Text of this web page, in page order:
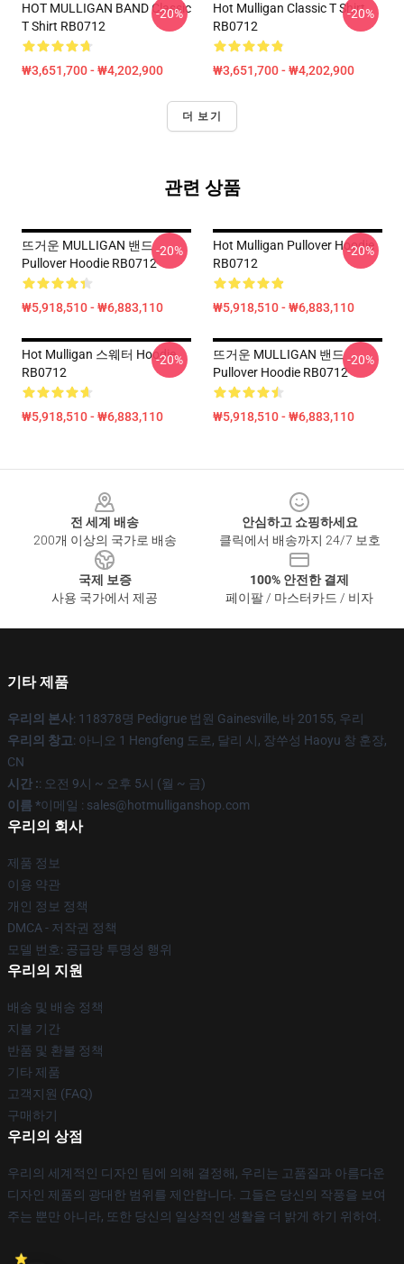
HOT MULLIGAN BAND Classic
T Shirt RB0712
₩3,651,700 - ₩4,202,900
-20%
Hot Mulligan Classic T Shirt
RB0712
₩3,651,700 - ₩4,202,900
-20%
더 보기
관련 상품
뜨거운 MULLIGAN 밴드
Pullover Hoodie RB0712
₩5,918,510 - ₩6,883,110
-20%
Hot Mulligan Pullover Hoodie
RB0712
₩5,918,510 - ₩6,883,110
-20%
Hot Mulligan 스웨터 Hoodie
RB0712
₩5,918,510 - ₩6,883,110
-20%
뜨거운 MULLIGAN 밴드
Pullover Hoodie RB0712
₩5,918,510 - ₩6,883,110
-20%
전 세계 배송
200개 이상의 국가로 배송
안심하고 쇼핑하세요
클릭에서 배송까지 24/7 보호
국제 보증
사용 국가에서 제공
100% 안전한 결제
페이팔 / 마스터카드 / 비자
기타 제품
우리의 본사: 118378명 Pedigrue 법원 Gainesville, 바 20155, 우리
우리의 창고: 아니오 1 Hengfeng 도로, 달리 시, 장쑤성 Haoyu 창 훈장,
CN
시간 :: 오전 9시 ~ 오후 5시 (월 ~ 금)
이름 *이메일 : sales@hotmulliganshop.com
우리의 회사
제품 정보
이용 약관
개인 정보 정책
DMCA - 저작권 정책
모델 번호: 공급망 투명성 행위
우리의 지원
배송 및 배송 정책
지불 기간
반품 및 환불 정책
기타 제품
고객지원 (FAQ)
구매하기
우리의 상점
우리의 세계적인 디자인 팀에 의해 결정해, 우리는 고품질과 아름다운
디자인 제품의 광대한 범위를 제안합니다. 그들은 당신의 작풍을 보여
주는 뿐만 아니라, 또한 당신의 일상적인 생활을 더 밝게 하기 위하여.